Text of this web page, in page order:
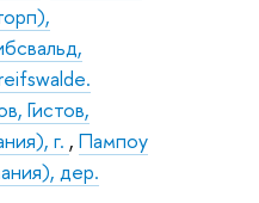
Гистов,
г. , Пампоу
дер.